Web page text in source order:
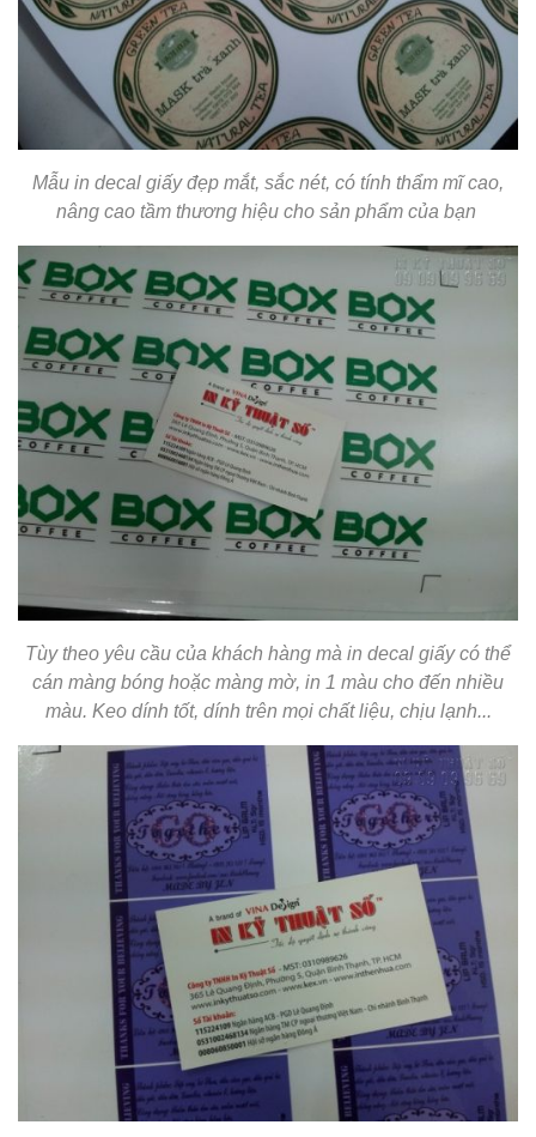
Mẫu in decal giấy đẹp mắt, sắc nét, có tính thẩm mĩ cao,
nâng cao tầm thương hiệu cho sản phẩm của bạn
Tùy theo yêu cầu của khách hàng mà in decal giấy có thể
cán màng bóng hoặc màng mờ, in 1 màu cho đến nhiều
màu. Keo dính tốt, dính trên mọi chất liệu, chịu lạnh...